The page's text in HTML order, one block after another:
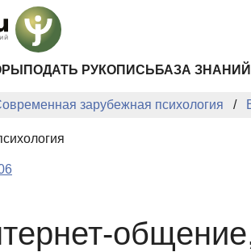
ПОДАТЬ РУКОПИСЬ БАЗА ЗНАНИЙ
зарубежная психология